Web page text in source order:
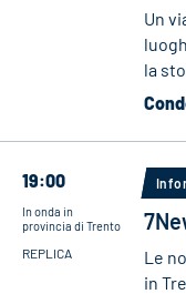
Un
la
19:00
In onda in
provincia di Trento
REPLICA
Le
in